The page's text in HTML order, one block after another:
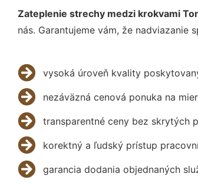
Zateplenie strechy medzi krokvami
nás. Garantujeme vám, že nadviazanie
vysoká úroveň kvality
nezáväzná cenová ponuka na
transparentné ceny bez skrytých
korektný a ľudský prístup
garancia dodania objednaných